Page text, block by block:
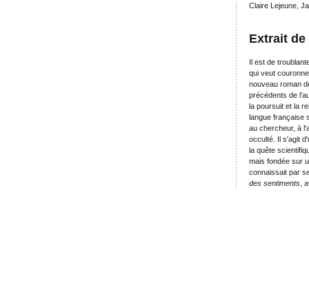
Claire Lejeune,
Extrait
Il est de
qui veut
nouveau roman
précédents de
la poursuit et la
langue française
au chercheur, à
occulté. Il s'agit
la quête
mais fondée sur
connaissait par
des sentiments ,